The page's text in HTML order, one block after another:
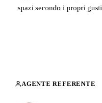
spazi secondo i propri
AGENTE REFERENTE